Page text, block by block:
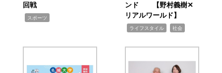
回戦
スポーツ
ンド 【野村義樹✕
リアルワールド】
ライフスタイル 社会